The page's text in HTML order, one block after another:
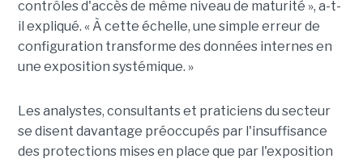
contrôles d'accès de même niveau de maturité », a-t-
il expliqué. « À cette échelle, une simple erreur de
configuration transforme des données internes en
une exposition systémique. »
Les analystes, consultants et praticiens du secteur
se disent davantage préoccupés par l'insuffisance
des protections mises en place que par l'exposition